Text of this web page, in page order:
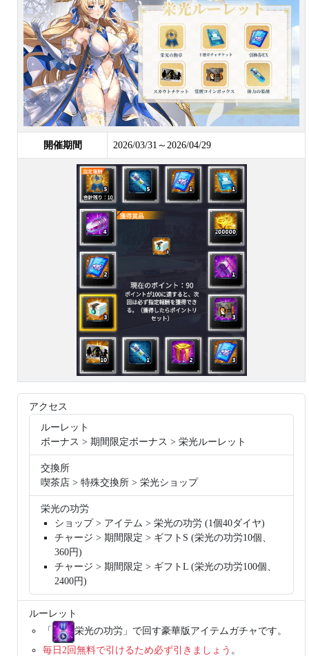
開催期間 2026/03/31～2026/04/29
アクセス
ルーレット
ボーナス > 期間限定ボーナス > 栄光ルーレット
交換所
喫茶店 > 特殊交換所 > 栄光ショップ
栄光の功労
ショップ > アイテム > 栄光の功労 (1個40ダイヤ)
チャージ > 期間限定 > ギフトS (栄光の功労10個、
360円)
チャージ > 期間限定 > ギフトL (栄光の功労100個、
2400円)
ルーレット
「
栄光の功労」で回す豪華版アイテムガチャです。
毎日2回無料で引けるため必ず引きましょう 。